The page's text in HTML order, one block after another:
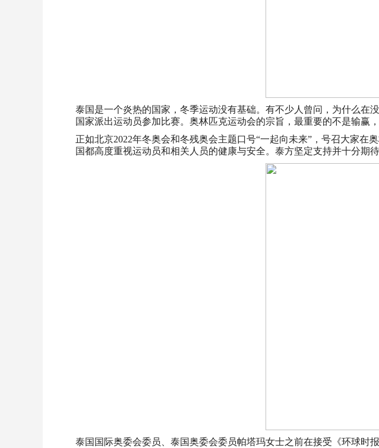
泰国是一个炎热的国家，冬季运动没有基础。有不少人曾问，为什么在
国家派出运动员参加比赛。奥林匹克运动会的宗旨，最重要的不是输赢
正如北京2022年冬奥会和冬残奥会主题口号“一起向未来”，号召大家
国都高度重视运动员和相关人员的健康与安全。泰方坚定支持并十分期
泰国国际奥委会委员、泰国奥委会委员帕塔玛女士之前在接受《环球时